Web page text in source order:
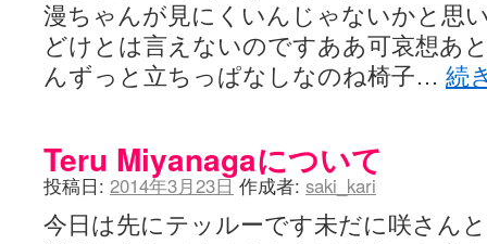
妄言郷 / 咲-Saki- 第129局「契機」感想 (16:01)
咲-Saki-のてきとう考察 - 咲-Saki- / 記事紹介：書け麻に参加でさっ
嶺上かいほー - 咲-saki- / (7/1日分)dreamscapeが更新していました
アニメを見ながらダラダラと就活をする - 咲-saki- / はるたんイェイ
まいるーむ / よく分かる、有珠山高校！（キャラについてひたすら語
プンスコ！ 野依日和！ - 咲-Saki- / 小蒔「渚のあわあわダブリィレイ
幸咲良し / コメ返しその他
(08:27)
漫ちゃんが見にくいんじゃないかと思
どけとは言えないのですああ可哀想あ
んずっと立ちっぱなしなのね椅子… 続
Teru Miyanagaについて
投稿日: 2014年3月23日 作成者: saki_kari
今日は先にテッルーです未だに咲さん